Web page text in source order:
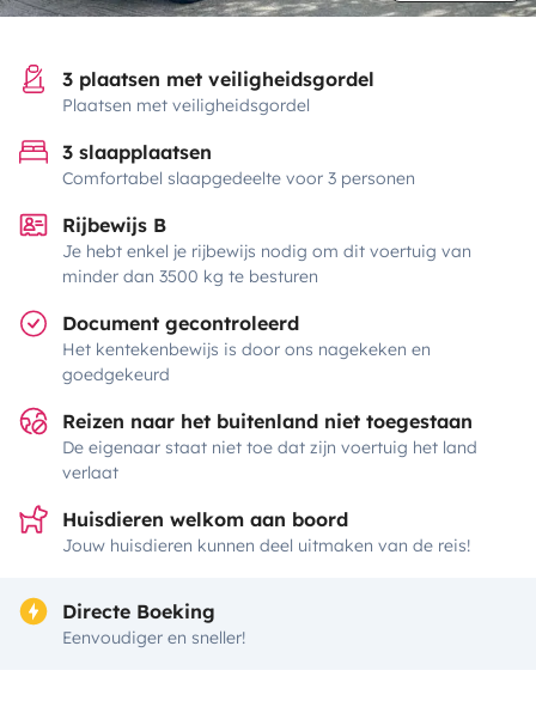
3 plaatsen met veiligheidsgordel
Plaatsen met veiligheidsgordel
3 slaapplaatsen
Comfortabel slaapgedeelte voor 3 personen
Rijbewijs B
Je hebt enkel je rijbewijs nodig om dit voertuig van
minder dan 3500 kg te besturen
Document gecontroleerd
Het kentekenbewijs is door ons nagekeken en
goedgekeurd
Reizen naar het buitenland niet toegestaan
De eigenaar staat niet toe dat zijn voertuig het land
verlaat
Huisdieren welkom aan boord
Jouw huisdieren kunnen deel uitmaken van de reis!
Directe Boeking
Eenvoudiger en sneller!